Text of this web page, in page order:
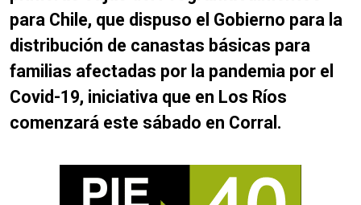
para Chile, que dispuso el Gobierno para la
distribución de canastas básicas para
familias afectadas por la pandemia por el
Covid-19, iniciativa que en Los Ríos
comenzará este sábado en Corral.